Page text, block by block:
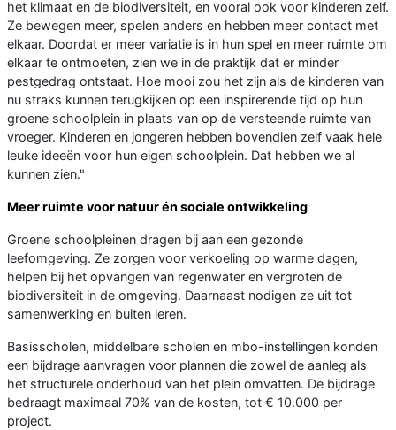
het klimaat en de biodiversiteit, en vooral ook voor kinderen zelf.
Ze bewegen meer, spelen anders en hebben meer contact met
elkaar. Doordat er meer variatie is in hun spel en meer ruimte om
elkaar te ontmoeten, zien we in de praktijk dat er minder
pestgedrag ontstaat. Hoe mooi zou het zijn als de kinderen van
nu straks kunnen terugkijken op een inspirerende tijd op hun
groene schoolplein in plaats van op de versteende ruimte van
vroeger. Kinderen en jongeren hebben bovendien zelf vaak hele
leuke ideeën voor hun eigen schoolplein. Dat hebben we al
kunnen zien."
Meer ruimte voor natuur én sociale ontwikkeling
Groene schoolpleinen dragen bij aan een gezonde
leefomgeving. Ze zorgen voor verkoeling op warme dagen,
helpen bij het opvangen van regenwater en vergroten de
biodiversiteit in de omgeving. Daarnaast nodigen ze uit tot
samenwerking en buiten leren.
Basisscholen, middelbare scholen en mbo-instellingen konden
een bijdrage aanvragen voor plannen die zowel de aanleg als
het structurele onderhoud van het plein omvatten. De bijdrage
bedraagt maximaal 70% van de kosten, tot € 10.000 per
project.